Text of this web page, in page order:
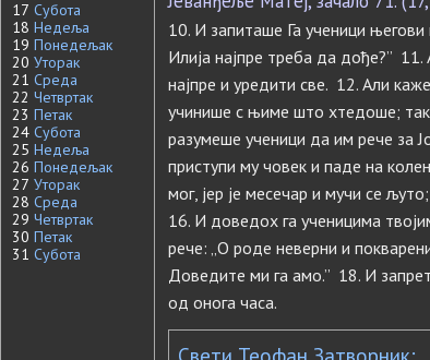
17 Субота
18 Недеља
19 Понедељак
20 Уторак
21 Среда
22 Четвртак
23 Петак
24 Субота
25 Недеља
26 Понедељак
27 Уторак
28 Среда
29 Четвртак
30 Петак
31 Субота
10. И запиташе Га ученици
Илија најпре треба да дође?” 11.
најпре и уредити све. 12. Али
учинише с њиме што хтедоше;
разумеше ученици да им рече за
приступи му човек и паде на
мог, јер је месечар и мучи се
16. И доведох га ученицима
рече: „O роде неверни и
Доведите ми га амо.” 18. И
од онога часа.